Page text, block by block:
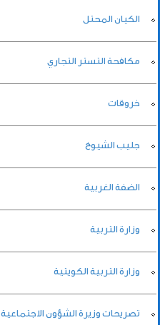
الكيان المحتل
مكافحة التستر التجاري
خروقات
جليب الشيوخ
الضفة الغربية
وزارة التربية
وزارة التربية الكويتية
تصريحات وزيرة الشؤون الاجتماعية